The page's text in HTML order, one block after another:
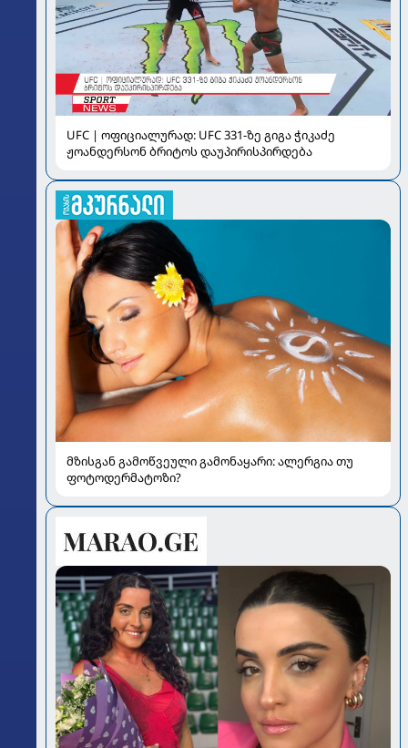
UFC | ოფიციალურად: UFC 331-ზე გიგა ჭიკაძე
ჟოანდერსონ ბრიტოს დაუპირისპირდება
მზისგან გამოწვეული გამონაყარი: ალერგია თუ
ფოტოდერმატოზი?